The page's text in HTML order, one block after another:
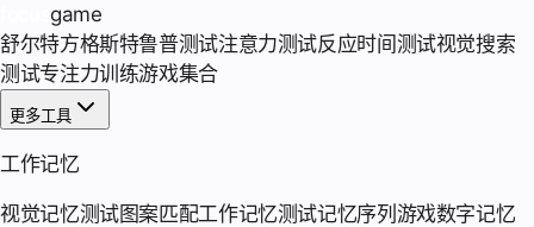
game
舒尔特方格斯特鲁普测试注意力测试反应时间测试视觉搜索
测试专注力训练游戏集合
更多工具
工作记忆
视觉记忆测试图案匹配工作记忆测试记忆序列游戏数字记忆